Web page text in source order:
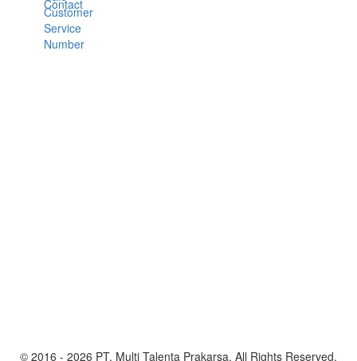
© 2016 - 2026 PT. Multi Talenta Prakarsa. All Rights Reserved.